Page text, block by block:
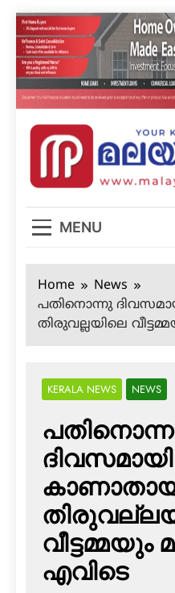
Skip
to
content
MENU
Home
News
പതിനൊന്നു
തിരുവല്ലയിലെ
KERALA NEWS NEWS
ദിവസമായി
വീട്ടമ്മയും
എവിടെ